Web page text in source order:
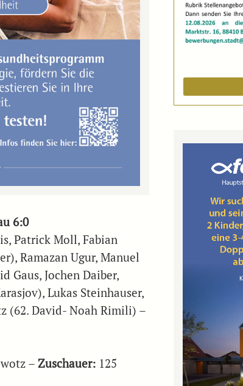
6:0
Patrick Moll, Fabian
Ramazan Ugur, Manuel
Gaus, Jochen Daiber,
Lukas Steinhauser,
(62. David- Noah Rimili) –
–Zuschauer: 125